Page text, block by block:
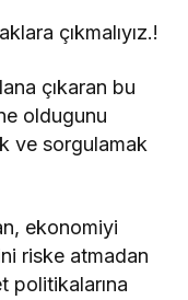
çıkmalıyız.!
çıkaran bu
oldugunu
ve sorgulamak
ekonomiyi
riske atmadan
politikalarına